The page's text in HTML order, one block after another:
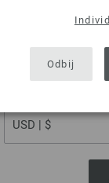
SHIPPING TO
USA - The
Odbij
3,5/15cm
troškovi za dostavu